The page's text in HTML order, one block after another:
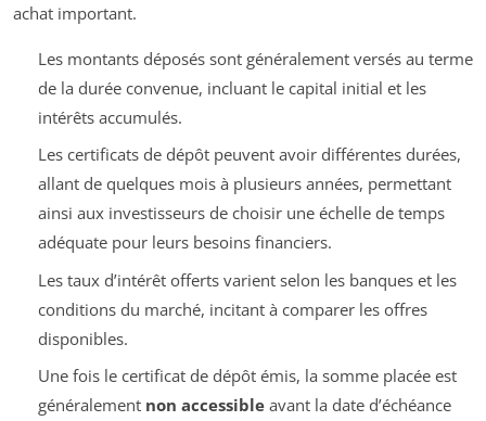
achat important.
Les montants déposés sont généralement versés au terme
de la durée convenue, incluant le capital initial et les
intérêts accumulés.
Les certificats de dépôt peuvent avoir différentes durées,
allant de quelques mois à plusieurs années, permettant
ainsi aux investisseurs de choisir une échelle de temps
adéquate pour leurs besoins financiers.
Les taux d’intérêt offerts varient selon les banques et les
conditions du marché, incitant à comparer les offres
disponibles.
Une fois le certificat de dépôt émis, la somme placée est
généralement non accessibleavant la date d’échéance